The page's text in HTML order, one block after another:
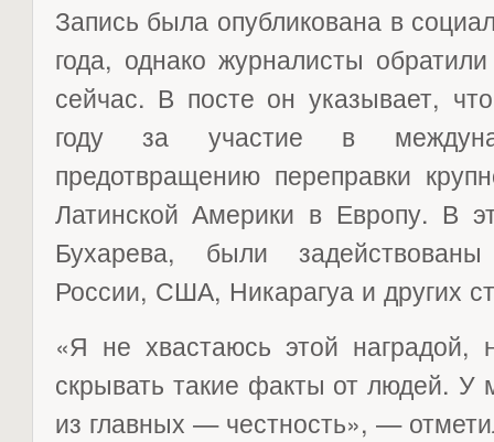
Запись была опубликована в
года, однако журналисты
сейчас. В посте он указывает,
году за участие в
предотвращению переправки
Латинской Америки в Европу. В
Бухарева, были
России, США, Никарагуа и других
«Я не хвастаюсь этой наградой,
скрывать такие факты от людей. У
из главных — честность», —